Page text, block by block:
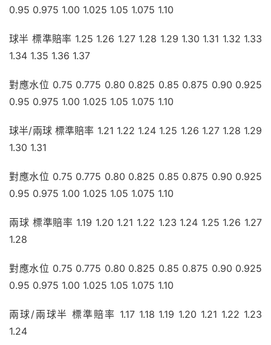
0.95 0.975 1.00 1.025 1.05 1.075 1.10
球半 標準賠率 1.25 1.26 1.27 1.28 1.29 1.30 1.31 1.32 1.33
1.34 1.35 1.36 1.37
對應水位 0.75 0.775 0.80 0.825 0.85 0.875 0.90 0.925
0.95 0.975 1.00 1.025 1.05 1.075 1.10
球半/兩球 標準賠率 1.21 1.22 1.24 1.25 1.26 1.27 1.28 1.29
1.30 1.31
對應水位 0.75 0.775 0.80 0.825 0.85 0.875 0.90 0.925
0.95 0.975 1.00 1.025 1.05 1.075 1.10
兩球 標準賠率 1.19 1.20 1.21 1.22 1.23 1.24 1.25 1.26 1.27
1.28
對應水位 0.75 0.775 0.80 0.825 0.85 0.875 0.90 0.925
0.95 0.975 1.00 1.025 1.05 1.075 1.10
兩球/兩球半 標準賠率 1.17 1.18 1.19 1.20 1.21 1.22 1.23
1.24